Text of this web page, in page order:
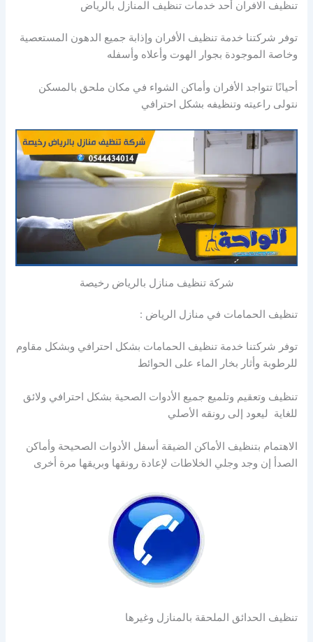
تنظيف الافران أحد خدمات تنظيف المنازل بالرياض
توفر شركتنا خدمة تنظيف الأفران وإذابة جميع الدهون المستعصية
وخاصة الموجودة بجوار الهوت وأعلاه وأسفله
أحيانًا تتواجد الأفران وأماكن الشواء في مكان ملحق بالمسكن
نتولى راعيته وتنظيفه بشكل احترافي
شركة تنظيف منازل بالرياض رخيصة
تنظيف الحمامات في منازل الرياض :
توفر شركتنا خدمة تنظيف الحمامات بشكل احترافي وبشكل مقاوم
للرطوبة وأثار بخار الماء على الحوائط
تنظيف وتعقيم وتلميع جميع الأدوات الصحية بشكل احترافي ولائق
للغاية ليعود إلى رونقه الأصلي
الاهتمام بتنظيف الأماكن الضيقة أسفل الأدوات الصحيحة وأماكن
الصدأ إن وجد وجلي الخلاطات لإعادة رونقها وبريقها مرة أخرى
تنظيف الحدائق الملحقة بالمنازل وغيرها